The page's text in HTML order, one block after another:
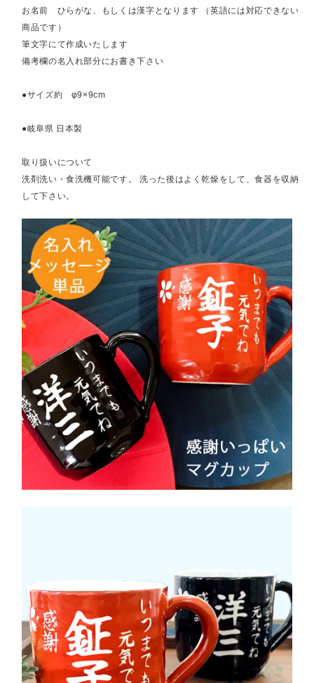
お名前 ひらがな、もしくは漢字となります （英語には対応できない
商品です）
筆文字にて作成いたします
備考欄の名入れ部分にお書き下さい
●サイズ約 φ9×9cm
●岐阜県 日本製
取り扱いについて
洗剤洗い・食洗機可能です。 洗った後はよく乾燥をして、食器を収納
して下さい。